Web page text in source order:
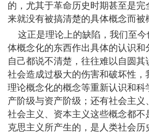
的，尤其于革命历史时期甚至是完
来就没有被搞清楚的具体概念而被
这正是理论上的缺陷，我们至今
体概念化的东西作出具体的认识和
自己都说不清楚，往往难以自圆
社会造成过极大的伤害和破坏性，
理论概念化的概念等重新认识和科
产阶级与资产阶级；还有社会主义
社会主义、资本主义这些概念都不
克思主义所产生的，是人类社会历